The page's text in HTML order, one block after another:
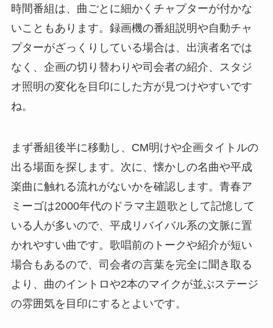
時間番組は、曲ごとに細かくチャプターが付かな
いこともあります。録画機の番組説明や自動チャ
プターがざっくりしている場合は、出演者名では
なく、企画の切り替わりや司会者の紹介、スタジ
オ照明の変化を目印にした方が見つけやすいです
ね。
まず番組後半に移動し、CM明けや企画タイトルの
出る場面を探します。次に、懐かしの名曲や平成
楽曲に触れる流れがないかを確認します。青春ア
ミーゴは2000年代のドラマ主題歌として記憶して
いる人が多いので、平成リバイバル系の文脈に置
かれやすい曲です。歌唱前のトークや紹介が短い
場合もあるので、司会者の言葉を完全に聞き取る
より、曲のイントロや2本のマイクが並ぶステージ
の雰囲気を目印にするとよいです。